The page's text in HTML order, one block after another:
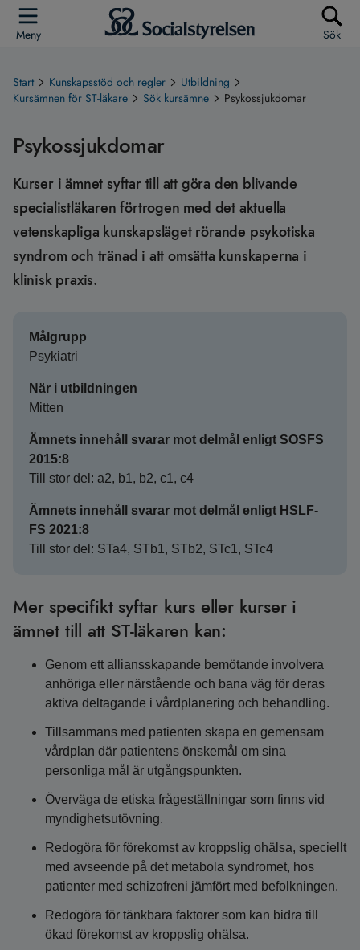
Meny Sök
Start Kunskapsstöd och regler
Utbildning
Kursämnen för ST-läkare
Sök kursämne Psykossjukdomar
Psykossjukdomar
Kurser i ämnet syftar till att göra den blivande
specialistläkaren förtrogen med det aktuella
vetenskapliga kunskapsläget rörande psykotiska
syndrom och tränad i att omsätta kunskaperna i
klinisk praxis.
Målgrupp
Psykiatri
När i utbildningen
Mitten
Ämnets innehåll svarar mot delmål enligt SOSFS
2015:8
Till stor del: a2, b1, b2, c1, c4
Ämnets innehåll svarar mot delmål enligt HSLF-
FS 2021:8
Till stor del: STa4, STb1, STb2, STc1, STc4
Mer specifikt syftar kurs eller kurser i
ämnet till att ST-läkaren kan:
Genom ett alliansskapande bemötande involvera
anhöriga eller närstående och bana väg för deras
aktiva deltagande i vårdplanering och behandling.
Tillsammans med patienten skapa en gemensam
vårdplan där patientens önskemål om sina
personliga mål är utgångspunkten.
Överväga de etiska frågeställningar som finns vid
myndighetsutövning.
Redogöra för förekomst av kroppslig ohälsa, speciellt
med avseende på det metabola syndromet, hos
patienter med schizofreni jämfört med befolkningen.
Redogöra för tänkbara faktorer som kan bidra till
ökad förekomst av kroppslig ohälsa.